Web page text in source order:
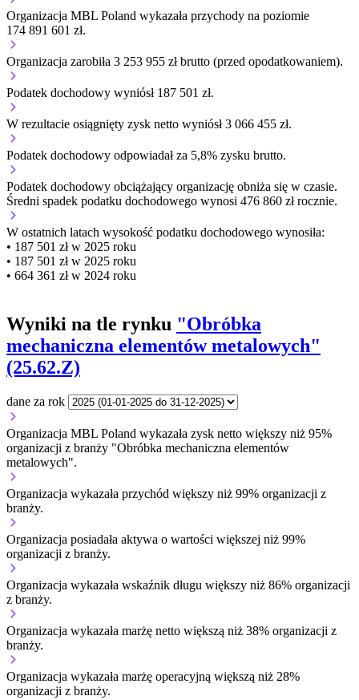
Organizacja MBL Poland wykazała przychody na poziomie
174 891 601 zł.
Organizacja zarobiła 3 253 955 zł brutto (przed opodatkowaniem).
Podatek dochodowy wyniósł 187 501 zł.
W rezultacie osiągnięty zysk netto wyniósł 3 066 455 zł.
Podatek dochodowy odpowiadał za 5,8% zysku brutto.
Podatek dochodowy obciążający organizację obniża się w czasie.
Średni spadek podatku dochodowego wynosi 476 860 zł rocznie.
W ostatnich latach wysokość podatku dochodowego wynosiła:
• 187 501 zł w 2025 roku
• 187 501 zł w 2025 roku
• 664 361 zł w 2024 roku
Wyniki na tle rynku "Obróbka
mechaniczna elementów metalowych"
(25.62.Z)
dane za rok
Organizacja MBL Poland wykazała zysk netto większy niż 95%
organizacji z branży "Obróbka mechaniczna elementów
metalowych".
Organizacja wykazała przychód większy niż 99% organizacji z
branży.
Organizacja posiadała aktywa o wartości większej niż 99%
organizacji z branży.
Organizacja wykazała wskaźnik długu większy niż 86% organizacji
z branży.
Organizacja wykazała marżę netto większą niż 38% organizacji z
branży.
Organizacja wykazała marżę operacyjną większą niż 28%
organizacji z branży.